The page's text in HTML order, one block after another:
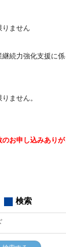
ません
続力強化支援に
ません。
お申し込みありが
検索